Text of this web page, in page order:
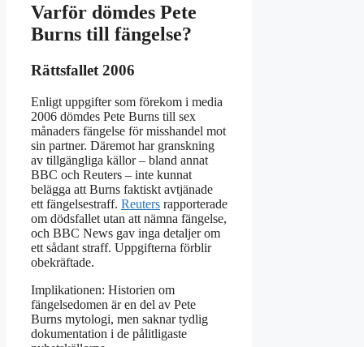
Varför dömdes Pete
Burns till fängelse?
Rättsfallet 2006
Enligt uppgifter som förekom i media
2006 dömdes Pete Burns till sex
månaders fängelse för misshandel mot
sin partner. Däremot har granskning
av tillgängliga källor – bland annat
BBC och Reuters – inte kunnat
belägga att Burns faktiskt avtjänade
ett fängelsestraff. Reuters rapporterade
om dödsfallet utan att nämna fängelse,
och BBC News gav inga detaljer om
ett sådant straff. Uppgifterna förblir
obekräftade.
Implikationen: Historien om
fängelsedomen är en del av Pete
Burns mytologi, men saknar tydlig
dokumentation i de pålitligaste